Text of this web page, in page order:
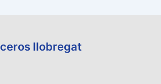
llobregat